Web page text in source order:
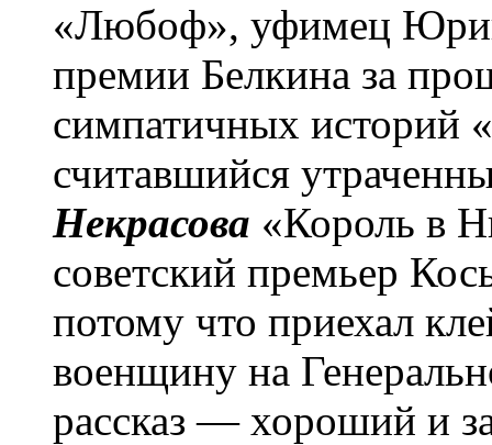
«Любоф», уфимец
премии Белкина за
симпатичных историй
считавшийся
Некрасова «Король в
советский премьер
потому что приехал
военщину на
рассказ — хороший и